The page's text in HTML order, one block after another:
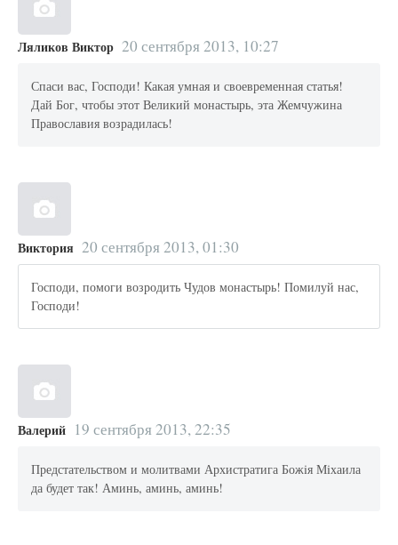
Ляликов Виктор 20 сентября 2013, 10:27
Спаси вас, Господи! Какая умная и своевременная статья!
Дай Бог, чтобы этот Великий монастырь, эта Жемчужина
Православия возрадилась!
Виктория 20 сентября 2013, 01:30
Господи, помоги возродить Чудов монастырь! Помилуй нас,
Господи!
Валерий 19 сентября 2013, 22:35
Предстательством и молитвами Архистратига Божiя Мiхаила
да будет так! Аминь, аминь, аминь!